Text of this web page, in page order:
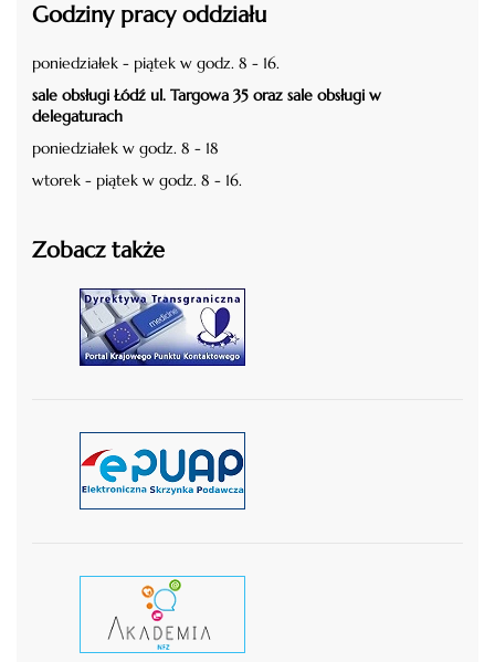
Godziny pracy oddziału
poniedziałek - piątek w godz. 8 - 16.
sale obsługi Łódź ul. Targowa 35 oraz sale obsługi w
delegaturach
poniedziałek w godz. 8 - 18
wtorek - piątek w godz. 8 - 16.
Zobacz także
czytaj więcej
czytaj więcej